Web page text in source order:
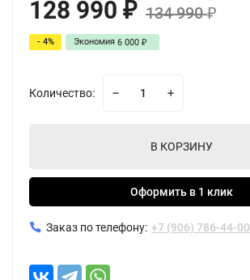
128 990 ₽ 134 990₽
- 4% Экономия 6 000 ₽
Количество:
В КОРЗИНУ
Оформить в 1 клик
Заказ по телефону: +7 (906) 786-44-00